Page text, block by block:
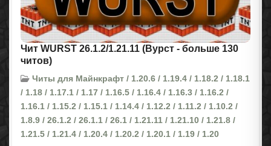
Чит WURST 26.1.2/1.21.11 (Вурст - больше 130
читов)
Читы для Майнкрафт / 1.20.6 / 1.19.4 / 1.18.2 / 1.18.1
/ 1.18 / 1.17.1 / 1.17 / 1.16.5 / 1.16.4 / 1.16.3 / 1.16.2 /
1.16.1 / 1.15.2 / 1.15.1 / 1.14.4 / 1.12.2 / 1.11.2 / 1.10.2 /
1.8.9 / 26.1.2 / 26.1.1 / 26.1 / 1.21.11 / 1.21.10 / 1.21.8 /
1.21.5 / 1.21.4 / 1.20.4 / 1.20.2 / 1.20.1 / 1.19 / 1.20